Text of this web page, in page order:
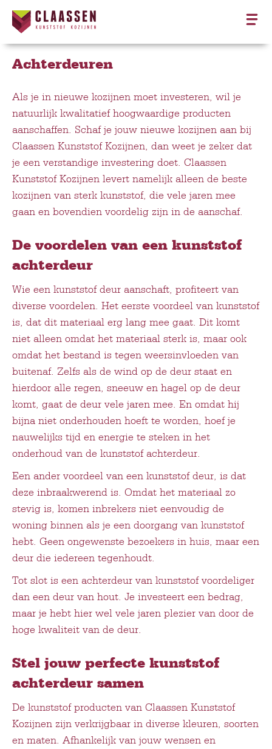
Achterdeuren
Achterdeuren
Als je in nieuwe kozijnen moet investeren, wil je
natuurlijk kwalitatief hoogwaardige producten
aanschaffen. Schaf je jouw nieuwe kozijnen aan bij
Claassen Kunststof Kozijnen, dan weet je zeker dat
je een verstandige investering doet. Claassen
Kunststof Kozijnen levert namelijk alleen de beste
kozijnen van sterk kunststof, die vele jaren mee
gaan en bovendien voordelig zijn in de aanschaf.
De voordelen van een kunststof
achterdeur
Wie een kunststof deur aanschaft, profiteert van
diverse voordelen. Het eerste voordeel van kunststof
is, dat dit materiaal erg lang mee gaat. Dit komt
niet alleen omdat het materiaal sterk is, maar ook
omdat het bestand is tegen weersinvloeden van
buitenaf. Zelfs als de wind op de deur staat en
hierdoor alle regen, sneeuw en hagel op de deur
komt, gaat de deur vele jaren mee. En omdat hij
bijna niet onderhouden hoeft te worden, hoef je
nauwelijks tijd en energie te steken in het
onderhoud van de kunststof achterdeur.
Een ander voordeel van een kunststof deur, is dat
deze inbraakwerend is. Omdat het materiaal zo
stevig is, komen inbrekers niet eenvoudig de
woning binnen als je een doorgang van kunststof
hebt. Geen ongewenste bezoekers in huis, maar een
deur die iedereen tegenhoudt.
Tot slot is een achterdeur van kunststof voordeliger
dan een deur van hout. Je investeert een bedrag,
maar je hebt hier wel vele jaren plezier van door de
hoge kwaliteit van de deur.
Stel jouw perfecte kunststof
achterdeur samen
De kunststof producten van Claassen Kunststof
Kozijnen zijn verkrijgbaar in diverse kleuren, soorten
en maten. Afhankelijk van jouw wensen en